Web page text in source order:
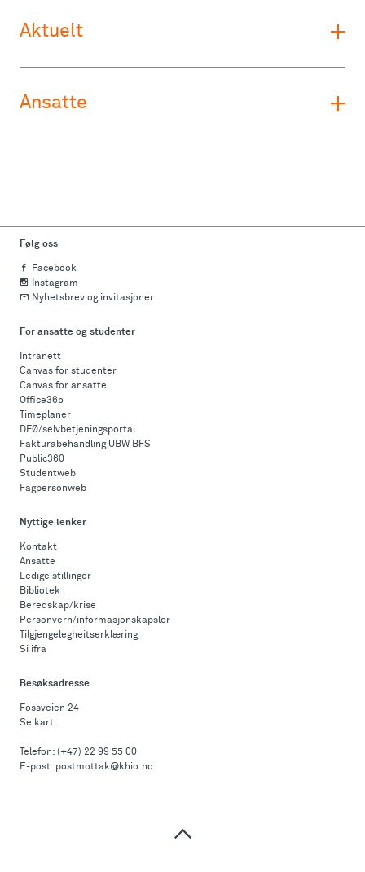
Aktuelt
Ansatte
Følg oss
Facebook
Instagram
Nyhetsbrev og invitasjoner
For ansatte og studenter
Intranett
Canvas for studenter
Canvas for ansatte
Office365
Timeplaner
DFØ/selvbetjeningsportal
Fakturabehandling UBW BFS
Public360
Studentweb
Fagpersonweb
Nyttige lenker
Kontakt
Ansatte
Ledige stillinger
Bibliotek
Beredskap/krise
Personvern/informasjonskapsler
Tilgjengelegheitserklæring
Si ifra
Besøksadresse
Fossveien 24
Se kart
Telefon: (+47) 22 99 55 00
E-post: postmottak@khio.no